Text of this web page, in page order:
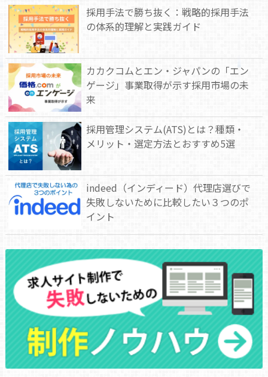
採用手法で勝ち抜く：戦略的採用手法
の体系的理解と実践ガイド
カカクコムとエン・ジャパンの「エン
ゲージ」事業取得が示す採用市場の未
来
採用管理システム(ATS)とは？種類・
メリット・選定方法とおすすめ5選
indeed（インディード）代理店選びで
失敗しないために比較したい３つのポ
イント